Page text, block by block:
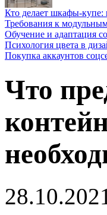
Кто делает шкафы-купе:
Требования к
Обучение и адаптация
Психология цвета в
Покупка аккаунтов
Что